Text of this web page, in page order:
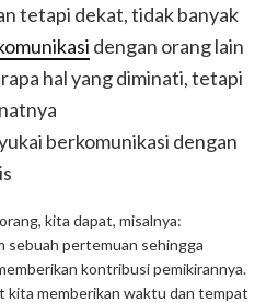
tetapi dekat, tidak banyak
dengan orang lain
hal yang diminati, tetapi
berkomunikasi dengan
kita dapat, misalnya:
sebuah pertemuan sehingga
kontribusi pemikirannya.
memberikan waktu dan tempat